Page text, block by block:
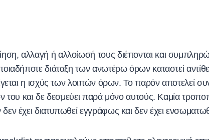
αλλαγή ή αλλοίωσή τους διέπονται και
διάταξη των ανωτέρω όρων καταστεί
η ισχύς των λοιπών όρων. Το παρόν αποτελεί
του και δε δεσμεύει παρά μόνο αυτούς. Καμία
έχει διατυπωθεί εγγράφως και δεν έχει